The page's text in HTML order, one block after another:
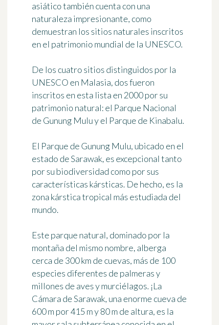
asiático también cuenta con una
naturaleza impresionante, como
demuestran los sitios naturales inscritos
en el patrimonio mundial de la UNESCO.
De los cuatro sitios distinguidos por la
UNESCO en Malasia, dos fueron
inscritos en esta lista en 2000 por su
patrimonio natural: el Parque Nacional
de Gunung Mulu y el Parque de Kinabalu.
El Parque de Gunung Mulu, ubicado en el
estado de Sarawak, es excepcional tanto
por su biodiversidad como por sus
características kársticas. De hecho, es la
zona kárstica tropical más estudiada del
mundo.
Este parque natural, dominado por la
montaña del mismo nombre, alberga
cerca de 300 km de cuevas, más de 100
especies diferentes de palmeras y
millones de aves y murciélagos. ¡La
Cámara de Sarawak, una enorme cueva de
600 m por 415 m y 80 m de altura, es la